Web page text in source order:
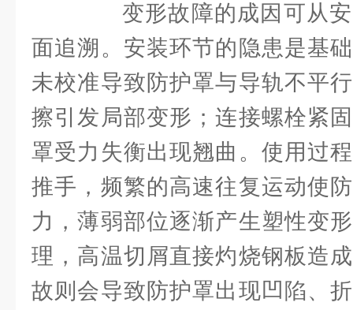
变形故障的成因可从安
面追溯。安装环节的隐患是基
未校准导致防护罩与导轨不平
擦引发局部变形；连接螺栓紧
罩受力失衡出现翘曲。使用过
推手，频繁的高速往复运动使
力，薄弱部位逐渐产生塑性变
理，高温切屑直接灼烧钢板造
故则会导致防护罩出现凹陷、